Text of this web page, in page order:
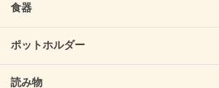
食器
ポットホルダー
読み物